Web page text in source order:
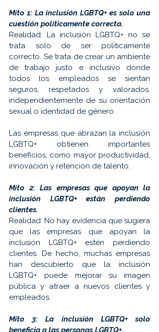
Mito 1: La inclusión LGBTQ+ es solo una
cuestión políticamente correcta.
Realidad: La inclusión LGBTQ+ no se
trata solo de ser políticamente
correcto. Se trata de crear un ambiente
de trabajo justo e inclusivo donde
todos los empleados se sientan
seguros, respetados y valorados,
independientemente de su orientación
sexual o identidad de género.
Las empresas que abrazan la inclusión
LGBTQ+ obtienen importantes
beneficios, como mayor productividad,
innovación y retención de talento.
Mito 2: Las empresas que apoyan la
inclusión LGBTQ+ están perdiendo
clientes.
Realidad: No hay evidencia que sugiera
que las empresas que apoyan la
inclusión LGBTQ+ estén perdiendo
clientes. De hecho, muchas empresas
han descubierto que la inclusión
LGBTQ+ puede mejorar su imagen
pública y atraer a nuevos clientes y
empleados.
Mito 3: La inclusión LGBTQ+ solo
beneficia a las personas LGBTQ+.